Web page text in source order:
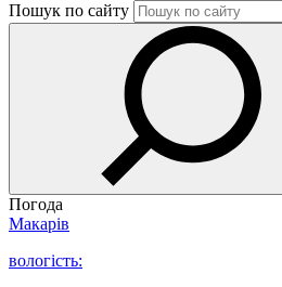
Пошук по сайту
Погода
Макарів
вологість: